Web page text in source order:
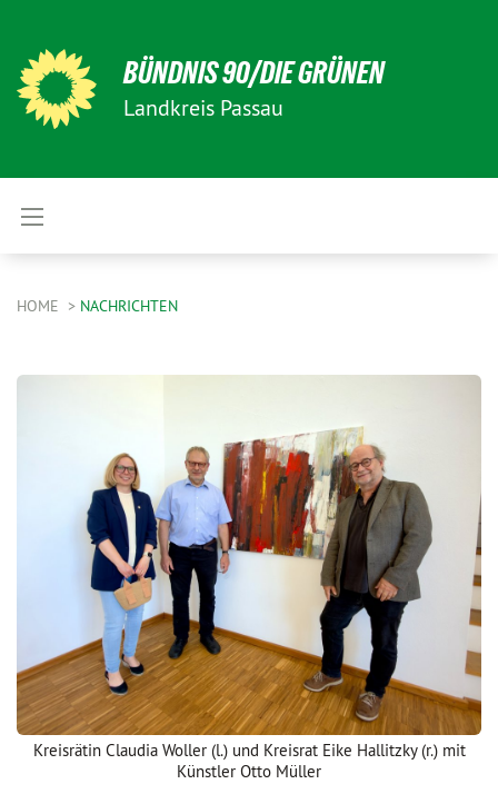
BÜNDNIS 90/DIE GRÜNEN
Landkreis Passau
HOME NACHRICHTEN
Kreisrätin Claudia Woller (l.) und Kreisrat Eike Hallitzky (r.) mit
Künstler Otto Müller